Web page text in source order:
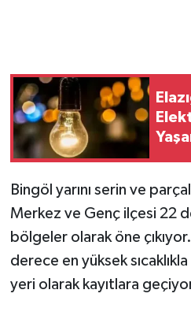
Bingöl yarını serin ve
Merkez ve Genç ilçesi 22
bölgeler olarak öne
derece en yüksek
yeri olarak kayıtlara